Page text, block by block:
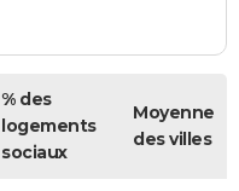
% des
logements
sociaux
Moyenne
des villes